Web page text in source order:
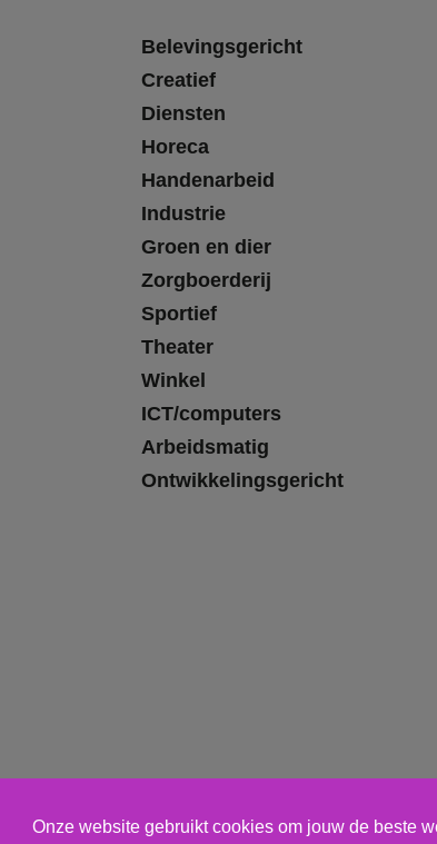
Belevingsgericht
Creatief
Diensten
Horeca
Handenarbeid
Industrie
Groen en dier
Zorgboerderij
Sportief
Theater
Winkel
ICT/computers
Arbeidsmatig
Ontwikkelingsgericht
Onze website gebruikt cookies om jouw de beste